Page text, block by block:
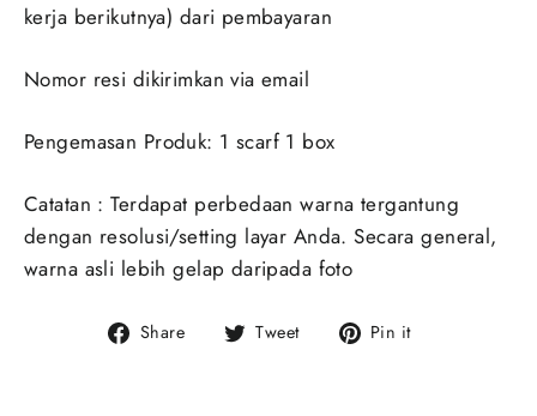
kerja berikutnya) dari pembayaran
Nomor resi dikirimkan via email
Pengemasan Produk: 1 scarf 1 box
Catatan : Terdapat perbedaan warna tergantung
dengan resolusi/setting layar Anda. Secara general,
warna asli lebih gelap daripada foto
Share
Share Tweet
Tweet Pin it